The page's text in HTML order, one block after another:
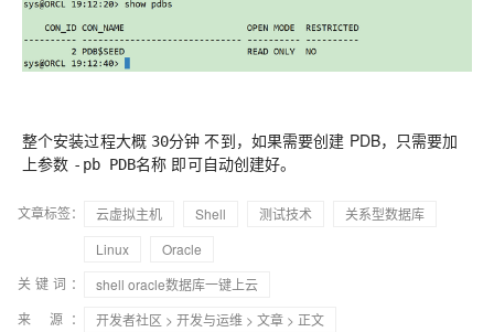
整个安装过程大概 30分钟 不到，如果需要创建 PDB，只需要加
上参数 -pb PDB名称 即可自动创建好。
文章标签： 云虚拟主机 Shell 测试技术
关系型数据库
Linux
Oracle
关键词：
shell oracle数据库一键上云
来 源：
开发者社区 > 开发与运维 > 文章 > 正文